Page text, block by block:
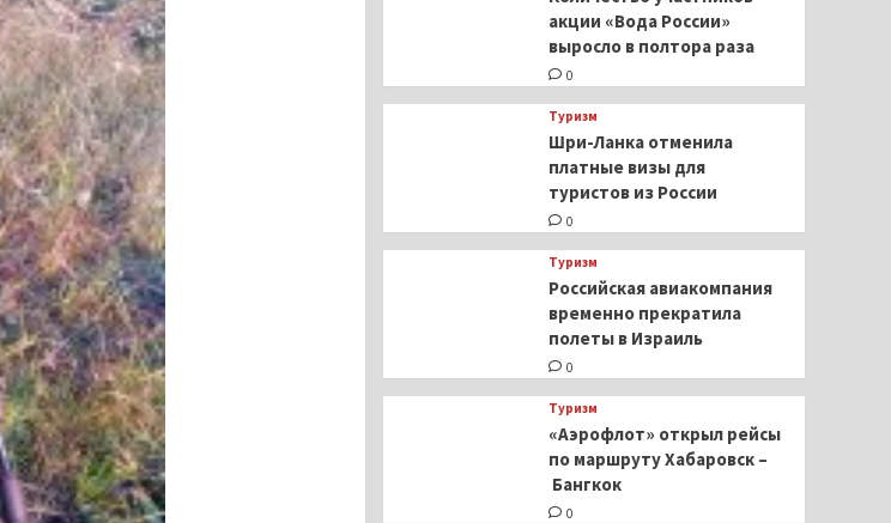
акции «Вода России»
выросло в полтора раза
0
Туризм
Шри-Ланка отменила
платные визы для
туристов из России
0
Туризм
Российская авиакомпания
временно прекратила
полеты в Израиль
0
Туризм
«Аэрофлот» открыл рейсы
по маршруту Хабаровск –
Бангкок
0